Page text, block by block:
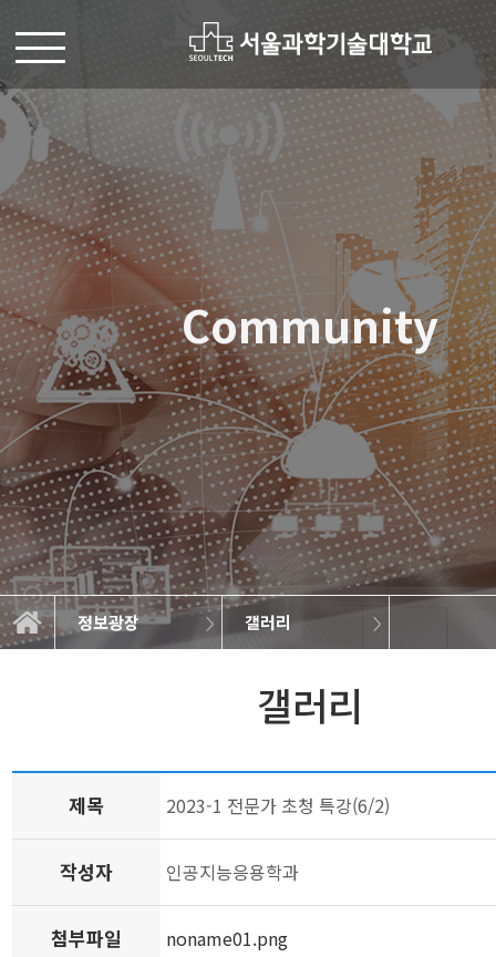
Community
정보광장 갤러리
학과소개
교과과정
학사정보
대학원
정보광장
공지사항
학과규정
취업정보
학과뉴스
갤러리
갤러리
제목 2023-1 전문가 초청 특강(6/2)
작성자 인공지능응용학과
첨부파일 noname01.png